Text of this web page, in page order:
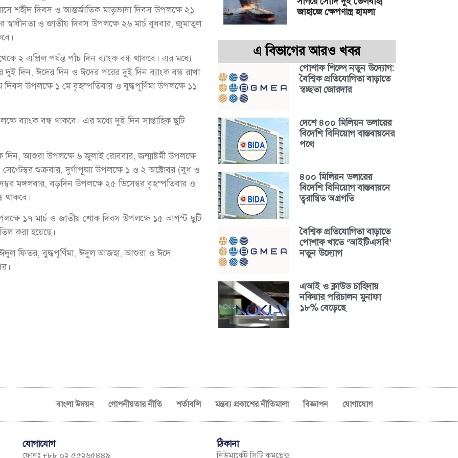
শহীদ দিবস ও আন্তর্জাতিক মাতৃভাষা দিবস উপলক্ষে ২১
স্বাধীনতা ও জাতীয় দিবস উপলক্ষে ২৬ মার্চ বুধবার, জুমাতুল
২ এপ্রিল পর্যন্ত পাঁচ দিন ব্যাংক বন্ধ থাকবে। এর মধ্যে
দিন, ঈদের দিন ও ঈদের পরের দুই দিন ব্যাংক বন্ধ রাখা
উপলক্ষে ১ মে বৃহস্পতিবার ও বুদ্ধপূর্ণিমা উপলক্ষে ১১
বন্ধ থাকবে। এর মধ্যে দুই দিন সাপ্তাহিক ছুটি
আশুরা উপলক্ষে ৬ জুলাই রোববার, জন্মাষ্টমী উপলক্ষে
শুক্রবার, দুর্গাপূজা উপলক্ষে ১ ও ২ অক্টোবর (বুধ ও
মঙ্গলবার, বড়দিন উপলক্ষে ২৫ ডিসেম্বর বৃহস্পতিবার ও
থাকবে।
১৭ মার্চ ও জাতীয় শোক দিবস উপলক্ষে ১৫ আগস্ট ছুটি
করা হয়েছে।
ঈদুল ফিতর, বুদ্ধপূর্ণিমা, ঈদুল আজহা, আশুরা ও ঈদে
জাহাজে ক্ষেপণাস্ত্র হামলা
এ বিভাগের আরও খবর
পোশাক শিল্পে নতুন উদ্যোগ:
বৈশ্বিক প্রতিযোগিতা বাড়াতে
স্বচ্ছতা জোরদার
দেশে ৪০০ মিলিয়ন ডলারের
বিদেশি বিনিয়োগ বাস্তবায়নের
পথে
৪০০ মিলিয়ন ডলারের
বিদেশি বিনিয়োগ বাস্তবায়নে
ত্বরান্বিত অগ্রগতি
বৈশ্বিক প্রতিযোগিতা বাড়াতে
পোশাক খাতে ‘আইটিএসবি’
নতুন উদ্যোগ
এআই ও ক্লাউড চাহিদায়
নকিয়ার পরিচালন মুনাফা
১৮% বেড়েছে
বাংলা উদয়ন গোপনীয়তার নীতি শর্তাবলি মন্তব্য প্রকাশের নীতিমালা বিজ্ঞাপন যোগাযোগ
যোগাযোগ
ফোনঃ +৮৮ ০২ ৫৫২৬৫৪৪৯
ঠিকানা
নিউমার্কেট সিটি কমপ্লেক্স